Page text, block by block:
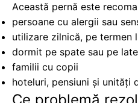
Această pernă este
persoane cu alergii sau
utilizare zilnică, pe termen
dormit pe spate sau pe
familii cu copii
hoteluri, pensiuni și unități